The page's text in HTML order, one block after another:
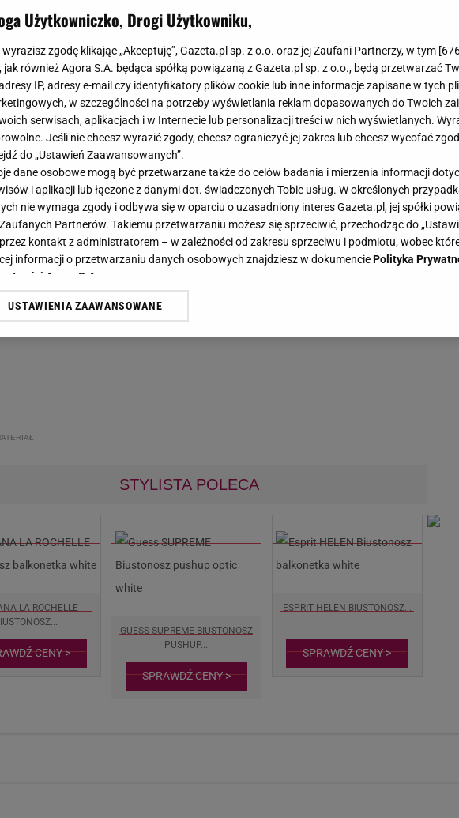
Dalia 144 zł 3.Samanta 289 zł 4. Centrum Mody Nadarzyn, butik Katrin
STYLISTA POLECA
LA ROCHELLE
CENY >
GUESS SUPREME BIUSTONOSZ
PUSHUP...
SPRAWDŹ CENY >
ESPRIT HELEN BIUSTONOSZ...
SPRAWDŹ CENY >
Użytkowniczko, Drogi Użytkowniku,
wyrazisz zgodę klikając „Akceptuję”, Gazeta.pl sp. z o.o. oraz jej Zaufani Partnerzy, w tym [
jak również Agora S.A. będąca spółką powiązaną z Gazeta.pl sp. z o.o., będą przetwarzać
IP, adresy e-mail czy identyfikatory plików cookie lub inne informacje zapisane w tych
w szczególności na potrzeby wyświetlania reklam dopasowanych do Twoich
serwisach, aplikacjach i w Internecie lub personalizacji treści w nich wyświetlanych.
Jeśli nie chcesz wyrazić zgody, chcesz ograniczyć jej zakres lub chcesz wycofać
do „Ustawień Zaawansowanych”.
dane osobowe mogą być przetwarzane także do celów badania i mierzenia informacji
i aplikacji lub łączone z danymi dot. świadczonych Tobie usług. W określonych
nie wymaga zgody i odbywa się w oparciu o uzasadniony interes Gazeta.pl, jej spółki
Zaufanych Partnerów. Takiemu przetwarzaniu możesz się sprzeciwić, przechodząc do
przez kontakt z administratorem – w zależności od zakresu sprzeciwu i podmiotu, wobec
informacji o przetwarzaniu danych osobowych znajdziesz w dokumenciePolityka
Agora S.A.
„Akceptuję” wyrażasz też zgodę na zainstalowanie i przechowywanie plików cookie
USTAWIENIA ZAAWANSOWANE